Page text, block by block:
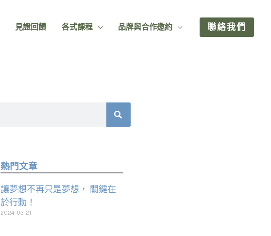
見證回饋 各式課程 品牌與合作邀約 聯絡我們
熱門文章
讓夢想不再只是夢想， 關鍵在
於行動！
2024-03-21